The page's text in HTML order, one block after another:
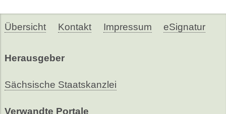
Übersicht Kontakt Impressum eSignatur
Herausgeber
Sächsische Staatskanzlei
Verwandte Portale